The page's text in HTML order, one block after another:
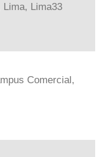
Lima33
Comercial,